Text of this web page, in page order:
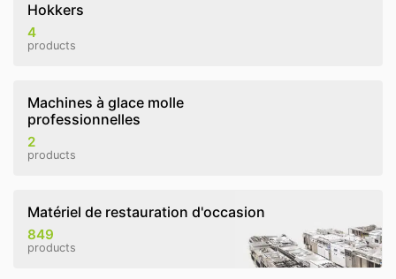
Hokkers
4
products
Machines à glace molle
professionnelles
2
products
Matériel de restauration d'occasion
849
products